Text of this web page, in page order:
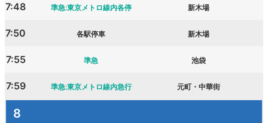
7:48 準急:東京メトロ線内各停 新木場
7:50 各駅停車 新木場
7:55 準急 池袋
7:59 準急:東京メトロ線内急行 元町・中華街
8